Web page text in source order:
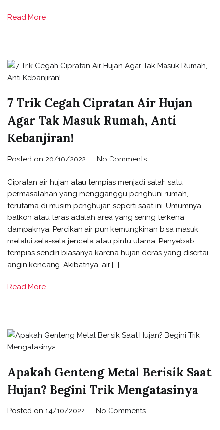
Read More
7 Trik Cegah Cipratan Air Hujan
Agar Tak Masuk Rumah, Anti
Kebanjiran!
Posted on 20/10/2022 No Comments
Cipratan air hujan atau tempias menjadi salah satu
permasalahan yang mengganggu penghuni rumah,
terutama di musim penghujan seperti saat ini. Umumnya,
balkon atau teras adalah area yang sering terkena
dampaknya. Percikan air pun kemungkinan bisa masuk
melalui sela-sela jendela atau pintu utama. Penyebab
tempias sendiri biasanya karena hujan deras yang disertai
angin kencang. Akibatnya, air […]
Read More
Apakah Genteng Metal Berisik Saat
Hujan? Begini Trik Mengatasinya
Posted on 14/10/2022 No Comments